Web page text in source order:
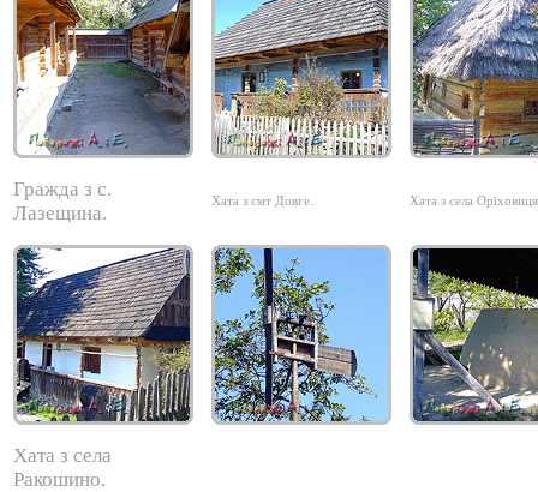
Гражда з с.
Лазещина.
Хата з смт Довге. Хата з села
Хата з села
Ракошино.